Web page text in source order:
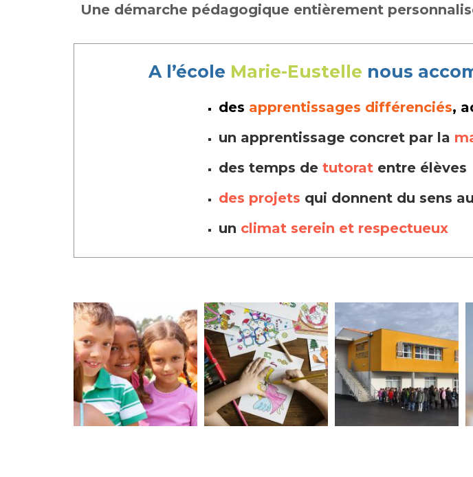
Une démarche pédagogique entièrement
A l’école Marie-Eustelle nous
des apprentissages différenciés,
un apprentissage concret par la
des temps de tutorat entre élèves
des projets qui donnent du sens
un climat serein et respectueux